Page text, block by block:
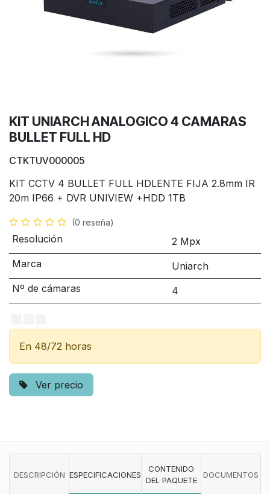
KIT UNIARCH ANALOGICO 4 CAMARAS
BULLET FULL HD
CTKTUV000005
KIT CCTV 4 BULLET FULL HDLENTE FIJA 2.8mm IR
20m IP66 + DVR UNIVIEW +HDD 1TB
(0 reseña)
Resolución
2 Mpx
Marca
Uniarch
Nº de cámaras
4
En 48/72 horas
Ver precio
DESCRIPCIÓN ESPECIFICACIONES
CONTENIDO
DEL PAQUETE
DOCUMENTOS